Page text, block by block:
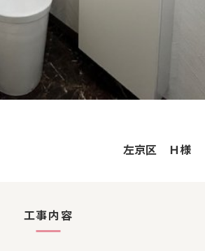
左京区 Ｈ様
工事内容